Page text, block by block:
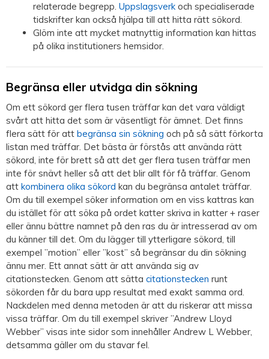
relaterade begrepp. Uppslagsverkoch specialiserade
tidskrifter kan också hjälpa till att hitta rätt sökord.
Glöm inte att mycket matnyttig information kan hittas
på olika institutioners hemsidor.
Begränsa eller utvidga din sökning
Om ett sökord ger flera tusen träffar kan det vara väldigt
svårt att hitta det som är väsentligt för ämnet. Det finns
flera sätt för att begränsa sin sökning och på så sätt förkorta
listan med träffar. Det bästa är förstås att använda rätt
sökord, inte för brett så att det ger flera tusen träffar men
inte för snävt heller så att det blir allt för få träffar. Genom
att kombinera olika sökord kan du begränsa antalet träffar.
Om du till exempel söker information om en viss kattras kan
du istället för att söka på ordet katter skriva in katter + raser
eller ännu bättre namnet på den ras du är intresserad av om
du känner till det. Om du lägger till ytterligare sökord, till
exempel ”motion” eller ”kost” så begränsar du din sökning
ännu mer. Ett annat sätt är att använda sig av
citationstecken. Genom att sätta citationstecken runt
sökorden får du bara upp resultat med exakt samma ord.
Nackdelen med denna metoden är att du riskerar att missa
vissa träffar. Om du till exempel skriver ”Andrew Lloyd
Webber” visas inte sidor som innehåller Andrew L Webber,
detsamma gäller om du stavar fel.